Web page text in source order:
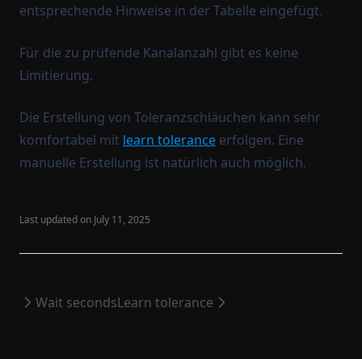
entsprechende Hinweise in der Tabelle eingefügt.
Für die zu prüfende Kanalanzahl gibt es keine
Limitierung.
Die Erstellung von Toleranzschläuchen kann sehr
komfortabel mit learn tolerance erfolgen. Eine
manuelle Erstellung ist natürlich auch möglich.
Last updated on July 11, 2025
Wait secondsLearn tolerance